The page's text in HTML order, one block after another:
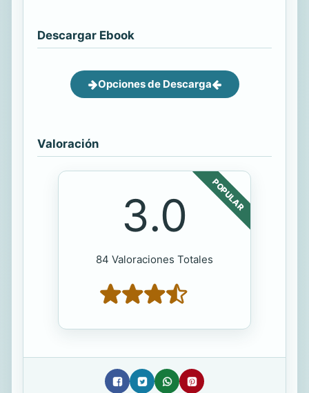
Descargar Ebook
Opciones de Descarga
Valoración
POPULAR
3.0
84 Valoraciones Totales